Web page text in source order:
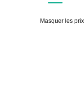
Masquer les prix